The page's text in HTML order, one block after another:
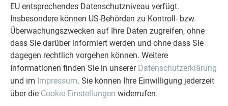
EU entsprechendes Datenschutzniveau verfügt.
Insbesondere können US-Behörden zu Kontroll- bzw.
Überwachungszwecken auf Ihre Daten zugreifen, ohne
dass Sie darüber informiert werden und ohne dass Sie
dagegen rechtlich vorgehen können. Weitere
Informationen finden Sie in unserer Datenschutzerklärung
und im Impressum. Sie können Ihre Einwilligung jederzeit
über die Cookie-Einstellungen widerrufen.
Um die Verbindung ohne Rinnenwulstöffner herstellen
zu können, wird der unten liegende Kastenrinnenwulst
60 mm verlaufend ausgeklinkt (Bild 1 und 2).
Der Wulst der darüberliegenden Kastenrinne wird 20
Die hintere Rückkantung ist mit einer Falzzange ca. 80
mm verlaufend zu öffnen (Bild 4).